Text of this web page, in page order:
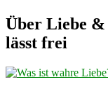
Über Liebe &
lässt frei